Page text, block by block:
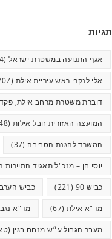
תגיות
אגף התנועה במשטרת ישראל(34)
אלי לנקרי ראש עיריית אילת (207)
דוברת משטרת מרחב אילת,
המועצה האזורית חבל אילות (48)
המשרד להגנת הסביבה (37)
יוסי חן – מנכ"ל תאגיד התיירות
כביש 90 (221) כביש
מד"א אילת (67) מד"א נגב
מעבר הגבול ע״ש מנחם בגין